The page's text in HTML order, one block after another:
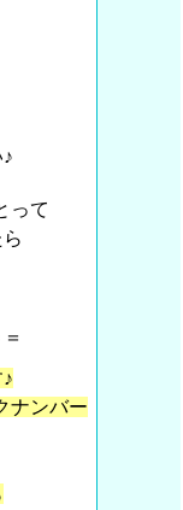
って
ナンバー